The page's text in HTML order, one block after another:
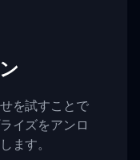
を試すことで
イズをアンロ
ます。